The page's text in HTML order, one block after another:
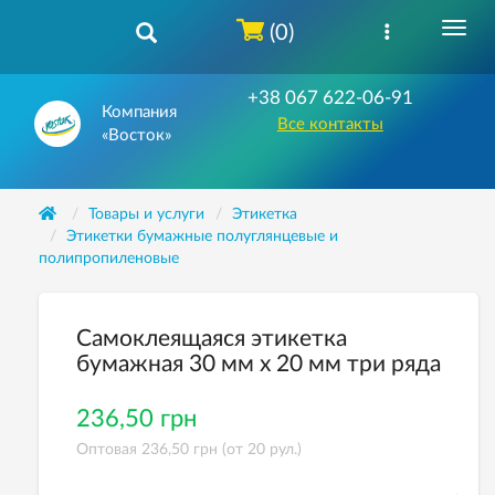
Компания
«Восток»
+38 067 622-06-91
Все контакты
(0)
Товары и услуги
Этикетка
Этикетки бумажные полуглянцевые и
полипропиленовые
Самоклеящаяся этикетка
бумажная 30 мм х 20 мм три ряда
236,50 грн
Оптовая 236,50 грн (от 20 рул.)